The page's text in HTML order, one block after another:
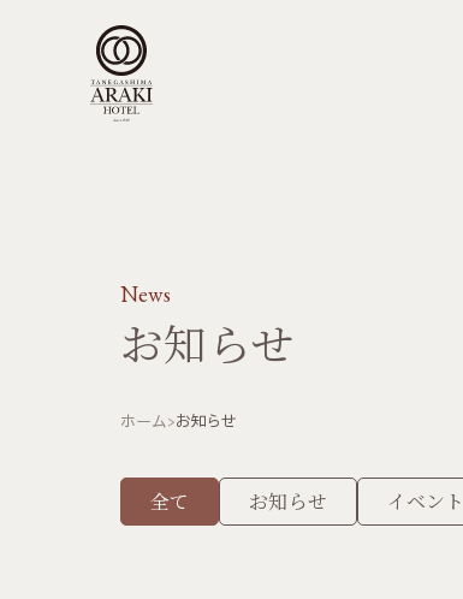
News
お知らせ
ホーム お知らせ
全て お知らせ イベント